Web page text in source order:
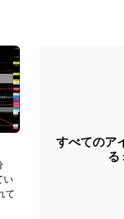
い
て
すべてのア
る